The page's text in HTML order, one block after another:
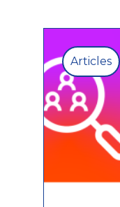
Articles